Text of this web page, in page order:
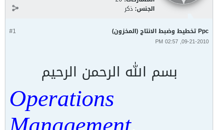
الجنس: ذكر
#1 Ppc تخطيط وضبط الانتاج (المخزون)
09-21-2010, 02:57 PM
بسم الله الرحمن الرحيم
Operations